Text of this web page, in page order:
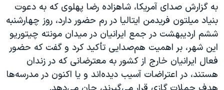
چهل سال گروگان‌گیری
قانون شفافیت دارائی کادر رهبری ایران
اعتراضات مردمی آبان ۹۸
اسرائیل در جنگ
نرگس محمدی برنده جایزه نوبل صلح
به گزارش صدای آمریکا، شاهزاده رضا پهلوی که به دعوت
بنیاد میلتون فریدمن ایتالیا در رم حضور دارد، روز چهارشنبه
ششم اردیبهشت در جمع ایرانیان در میدان مونته چیتوریو
این شهر، بر اهمیت هم‌صدایی تأکید کرد و گفت که حضور
فعال ایرانیان خارج از کشور به معترضانی که در زندان
هستند، در اعتراضات آسیب دیده‌اند و یا اکنون در مدرسه‌ها